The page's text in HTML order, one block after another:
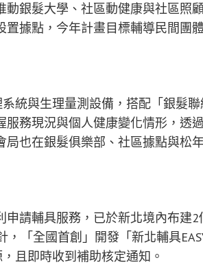
銀髮大學、社區動健康與社區照
據點，今年計畫目標輔導民間團
統與生理量測設備，搭配「銀髮
務現況與個人健康變化情形，透
也在銀髮俱樂部、社區據點與松
請輔具服務，已於新北境內布建2
「全國首創」開發「新北輔具
且即時收到補助核定通知。